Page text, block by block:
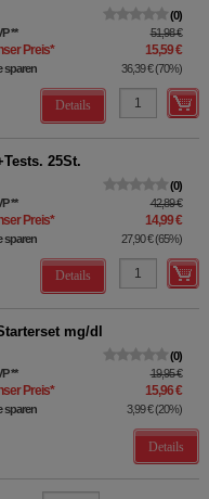
0
** 51,98 €
Preis* 15,59 €
sparen 36,39 €(70%)
Details
25St.
0
** 42,89 €
Preis* 14,99 €
sparen 27,90 €(65%)
Details
mg/dl
0
** 19,95 €
Preis* 15,96 €
sparen 3,99 €(20%)
Details